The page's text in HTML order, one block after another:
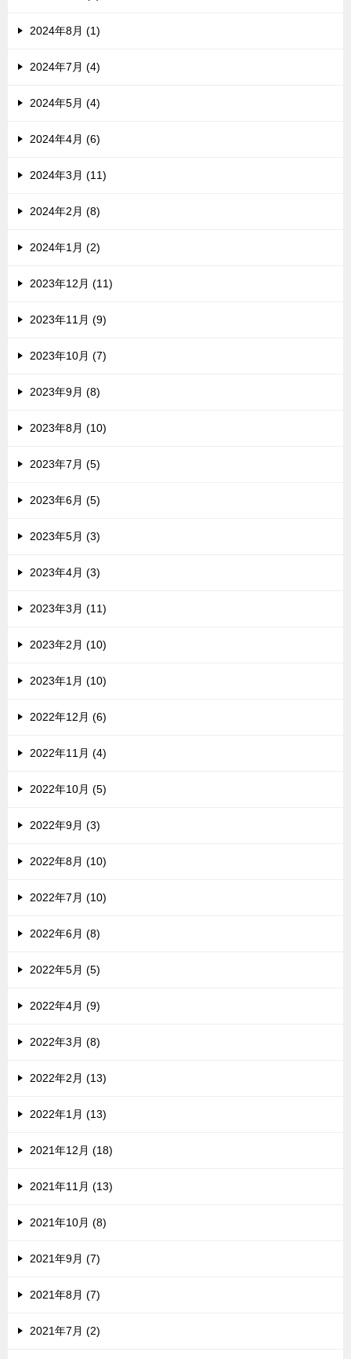
2024年8月 (1)
2024年7月 (4)
2024年5月 (4)
2024年4月 (6)
2024年3月 (11)
2024年2月 (8)
2024年1月 (2)
2023年12月 (11)
2023年11月 (9)
2023年10月 (7)
2023年9月 (8)
2023年8月 (10)
2023年7月 (5)
2023年6月 (5)
2023年5月 (3)
2023年4月 (3)
2023年3月 (11)
2023年2月 (10)
2023年1月 (10)
2022年12月 (6)
2022年11月 (4)
2022年10月 (5)
2022年9月 (3)
2022年8月 (10)
2022年7月 (10)
2022年6月 (8)
2022年5月 (5)
2022年4月 (9)
2022年3月 (8)
2022年2月 (13)
2022年1月 (13)
2021年12月 (18)
2021年11月 (13)
2021年10月 (8)
2021年9月 (7)
2021年8月 (7)
2021年7月 (2)